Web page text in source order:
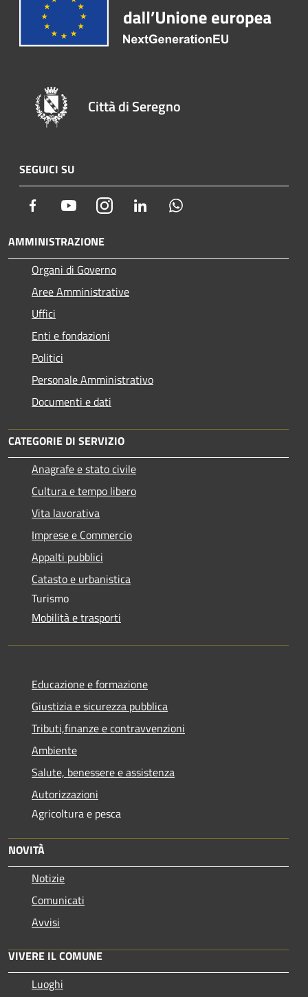
Città di Seregno
SEGUICI SU
Facebook YoutubeInstagram LinkedIn
AMMINISTRAZIONE
Organi di Governo
Aree Amministrative
Uffici
Enti e fondazioni
Politici
Personale Amministrativo
Documenti e dati
CATEGORIE DI SERVIZIO
Anagrafe e stato civile
Cultura e tempo libero
Vita lavorativa
Imprese e Commercio
Appalti pubblici
Catasto e urbanistica
Turismo
Mobilità e trasporti
Educazione e formazione
Giustizia e sicurezza pubblica
Tributi,finanze e contravvenzioni
Ambiente
Salute, benessere e assistenza
Autorizzazioni
Agricoltura e pesca
NOVITÀ
Notizie
Comunicati
Avvisi
VIVERE IL COMUNE
Luoghi